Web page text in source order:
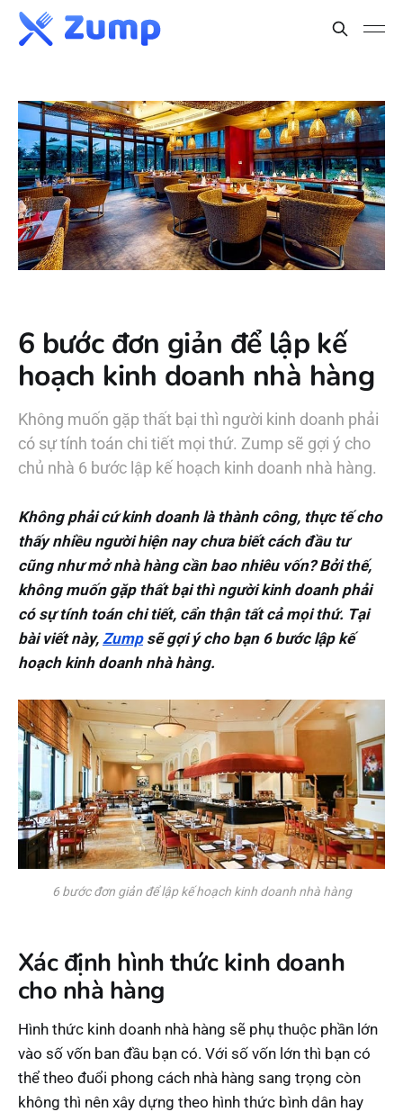
6 bước đơn giản để lập kế
hoạch kinh doanh nhà hàng
Không muốn gặp thất bại thì người kinh doanh phải
có sự tính toán chi tiết mọi thứ. Zump sẽ gợi ý cho
chủ nhà 6 bước lập kế hoạch kinh doanh nhà hàng.
Không phải cứ kinh doanh là thành công, thực tế cho
thấy nhiều người hiện nay chưa biết cách đầu tư
cũng như mở nhà hàng cần bao nhiêu vốn? Bởi thế,
không muốn gặp thất bại thì người kinh doanh phải
có sự tính toán chi tiết, cẩn thận tất cả mọi thứ. Tại
bài viết này, Zumpsẽ gợi ý cho bạn 6 bước lập kế
hoạch kinh doanh nhà hàng.
6 bước đơn giản để lập kế hoạch kinh doanh nhà hàng
Xác định hình thức kinh doanh
cho nhà hàng
Hình thức kinh doanh nhà hàng sẽ phụ thuộc phần lớn
vào số vốn ban đầu bạn có. Với số vốn lớn thì bạn có
thể theo đuổi phong cách nhà hàng sang trọng còn
không thì nên xây dựng theo hình thức bình dân hay